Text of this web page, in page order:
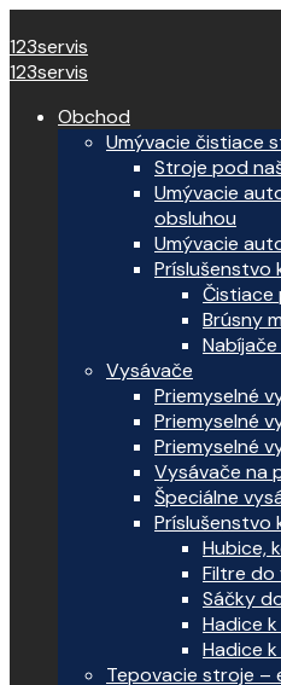
123servis
123servis
Obchod
Umývacie čistiace
Stroje pod
Umývacie
obsluhou
Umývacie
Príslušenstvo
Čistiace
Brúsny
Vysávače
Priemyselné
Priemyselné
Priemyselné
Vysávače na
Špeciálne
Príslušenstvo
Hubice,
Filtre do
Sáčky
Hadice
Hadice
Tepovacie stroje